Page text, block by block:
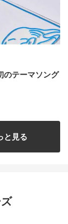
テーマソング
と見る